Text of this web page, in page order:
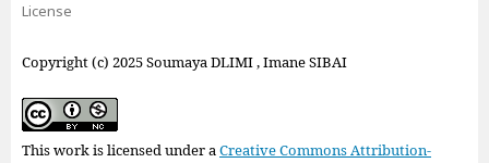
License
Copyright (c) 2025 Soumaya DLIMI , Imane SIBAI
This work is licensed under aCreative Commons Attribution-